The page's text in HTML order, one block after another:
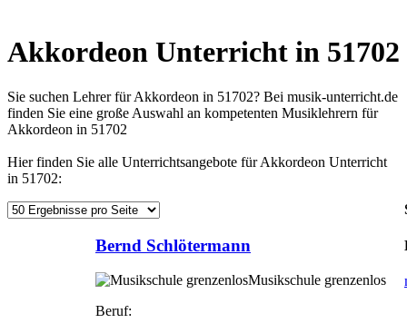
Akkordeon Unterricht in 51702
Sie suchen Lehrer für Akkordeon in 51702? Bei musik-unterricht.de
finden Sie eine große Auswahl an kompetenten Musiklehrern für
Akkordeon in 51702
Hier finden Sie alle Unterrichtsangebote für Akkordeon Unterricht
in 51702:
Bernd Schlötermann
Musikschule grenzenlos
Beruf: